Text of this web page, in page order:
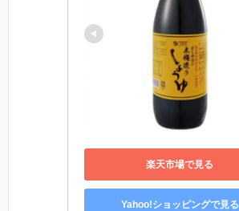
楽天市場で見る
Yahoo!ショッピングで見る